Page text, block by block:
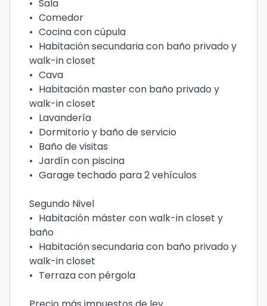
• Sala
• Comedor
• Cocina con cúpula
• Habitación secundaria con baño privado y
walk-in closet
• Cava
• Habitación master con baño privado y
walk-in closet
• Lavandería
• Dormitorio y baño de servicio
• Baño de visitas
• Jardín con piscina
• Garage techado para 2 vehículos
Segundo Nivel
• Habitación máster con walk-in closet y
baño
• Habitación secundaria con baño privado y
walk-in closet
• Terraza con pérgola